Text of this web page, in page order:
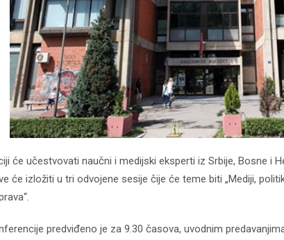
će učestvovati naučni i medijski eksperti iz Srbije, Bosne i
će izložiti u tri odvojene sesije čije će teme biti „Mediji,
predviđeno je za 9.30 časova, uvodnim